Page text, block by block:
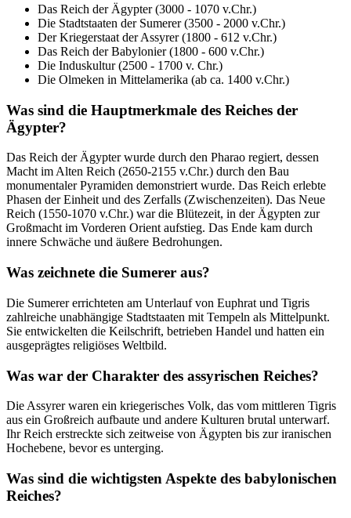
Das Reich der Ägypter (3000 - 1070 v.Chr.)
Die Stadtstaaten der Sumerer (3500 - 2000 v.Chr.)
Der Kriegerstaat der Assyrer (1800 - 612 v.Chr.)
Das Reich der Babylonier (1800 - 600 v.Chr.)
Die Induskultur (2500 - 1700 v. Chr.)
Die Olmeken in Mittelamerika (ab ca. 1400 v.Chr.)
Was sind die Hauptmerkmale des Reiches der
Ägypter?
Das Reich der Ägypter wurde durch den Pharao regiert, dessen
Macht im Alten Reich (2650-2155 v.Chr.) durch den Bau
monumentaler Pyramiden demonstriert wurde. Das Reich erlebte
Phasen der Einheit und des Zerfalls (Zwischenzeiten). Das Neue
Reich (1550-1070 v.Chr.) war die Blütezeit, in der Ägypten zur
Großmacht im Vorderen Orient aufstieg. Das Ende kam durch
innere Schwäche und äußere Bedrohungen.
Was zeichnete die Sumerer aus?
Die Sumerer errichteten am Unterlauf von Euphrat und Tigris
zahlreiche unabhängige Stadtstaaten mit Tempeln als Mittelpunkt.
Sie entwickelten die Keilschrift, betrieben Handel und hatten ein
ausgeprägtes religiöses Weltbild.
Was war der Charakter des assyrischen Reiches?
Die Assyrer waren ein kriegerisches Volk, das vom mittleren Tigris
aus ein Großreich aufbaute und andere Kulturen brutal unterwarf.
Ihr Reich erstreckte sich zeitweise von Ägypten bis zur iranischen
Hochebene, bevor es unterging.
Was sind die wichtigsten Aspekte des babylonischen
Reiches?